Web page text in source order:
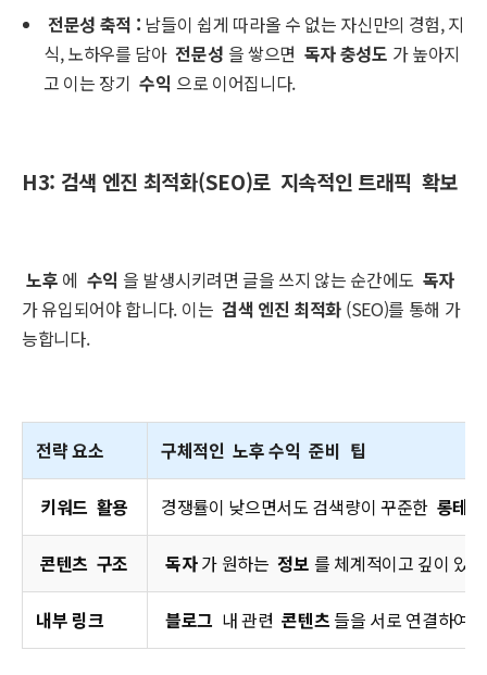
전문성 축적 : 남들이 쉽게 따라올 수 없는 자신만의 경험, 지
식, 노하우를 담아 전문성 을 쌓으면 독자 충성도 가 높아지
고 이는 장기 수익 으로 이어집니다.
H3: 검색 엔진 최적화(SEO)로 지속적인 트래픽 확보
노후 에 수익 을 발생시키려면 글을 쓰지 않는 순간에도 독자
가 유입되어야 합니다. 이는 검색 엔진 최적화 (SEO)를 통해 가
능합니다.
전략 요소 구체적인 노후 수익 준비 팁
키워드 활용 경쟁률이 낮으면서도 검색량이 꾸준한 롱테
콘텐츠 구조 독자가 원하는 정보 를 체계적이고 깊이 있
내부 링크 블로그 내 관련 콘텐츠 들을 서로 연결하여